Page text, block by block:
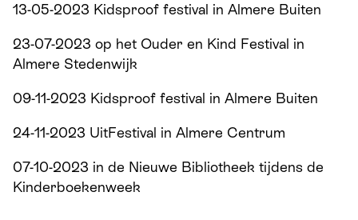
13-05-2023 Kidsproof festival in Almere Buiten
23-07-2023 op het Ouder en Kind Festival in
Almere Stedenwijk
09-11-2023 Kidsproof festival in Almere Buiten
24-11-2023 UitFestival in Almere Centrum
07-10-2023 in de Nieuwe Bibliotheek tijdens de
Kinderboekenweek